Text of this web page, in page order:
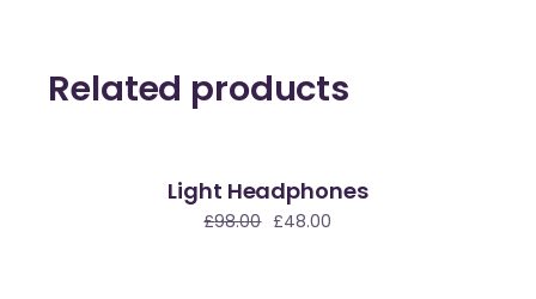
Related products
Light Headphones
£98.00 £48.00